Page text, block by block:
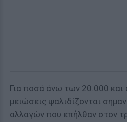
Για ποσά άνω των 20.000
μειώσεις ψαλιδίζονται
αλλαγών που επήλθαν στον